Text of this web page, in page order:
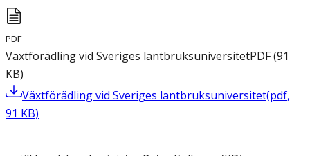
PDF
Växtförädling vid Sveriges lantbruksuniversitetPDF(91
KB)
Växtförädling vid Sveriges lantbruksuniversitet(pdf,
91 KB)